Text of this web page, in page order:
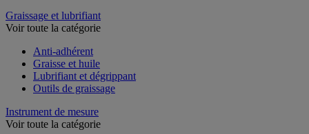
Graissage et lubrifiant
Voir toute la catégorie
Anti-adhérent
Graisse et huile
Lubrifiant et dégrippant
Outils de graissage
Instrument de mesure
Voir toute la catégorie